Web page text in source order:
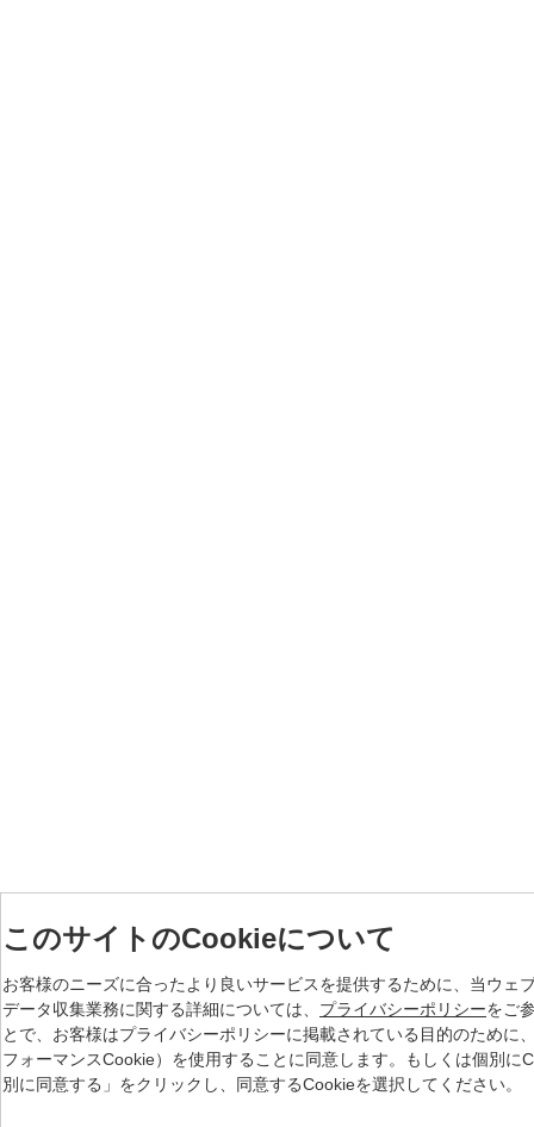
このサイトのCookieについて
お客様のニーズに合ったより良いサービスを提供するために、当ウェ
データ収集業務に関する詳細については、 プライバシーポリシーをご
とで、お客様はプライバシーポリシーに掲載されている目的のために
フォーマンスCookie）を使用することに同意します。もしくは個別に
別に同意する」をクリックし、同意するCookieを選択してください。